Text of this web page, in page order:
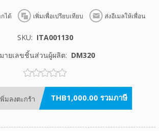
กได้ เพิ่มเพื่อเปรียบเทียบ ส่งอีเมลให้เพื่อน
SKU: ITA001130
ายเลขชิ้นส่วนผู้ผลิต: DM320
พิ่มลงตะกร้า THB1,000.00 รวมภาษี